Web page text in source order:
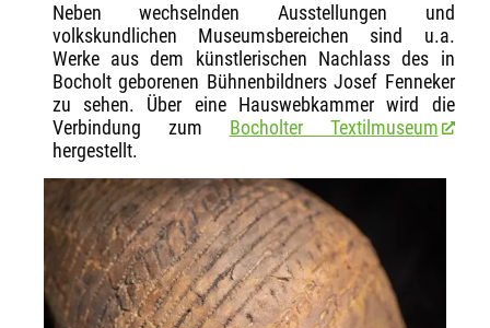
Neben wechselnden Ausstellungen und
volkskundlichen Museumsbereichen sind u.a.
Werke aus dem künstlerischen Nachlass des in
Bocholt geborenen Bühnenbildners Josef Fenneker
zu sehen. Über eine Hauswebkammer wird die
Verbindung zum Bocholter Textilmuseum
hergestellt.